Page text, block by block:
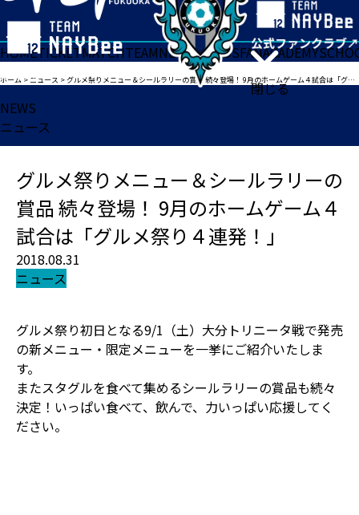
閉じる
HOMETICKETMATCHTEAMNEWSGOODSFANACADEMY
ホーム >ニュース >グルメ祭りメニュー＆シールラリーの賞品 続々登場！ 9月のホームゲーム４試合は「グルメ祭り４連発！」
NEWS
ニュース
グルメ祭りメニュー＆シールラリーの
賞品 続々登場！ 9月のホームゲーム４
試合は「グルメ祭り４連発！」
2018.08.31
ニュース
グルメ祭り初日となる9/1（土）大分トリニータ戦で発売
の新メニュー・限定メニューを一挙にご紹介いたしま
す。
またスタグルを食べて集めるシールラリーの賞品も続々
決定！いっぱい食べて、飲んで、力いっぱい応援してく
ださい。